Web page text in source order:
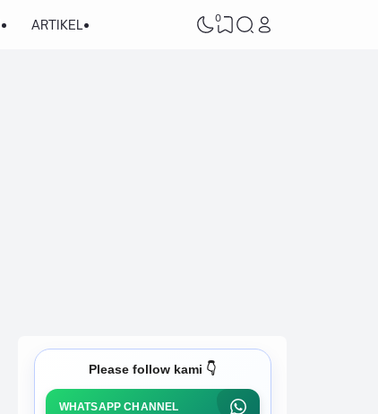
ARTIKEL 0
Please follow kami 👇
WHATSAPP CHANNEL